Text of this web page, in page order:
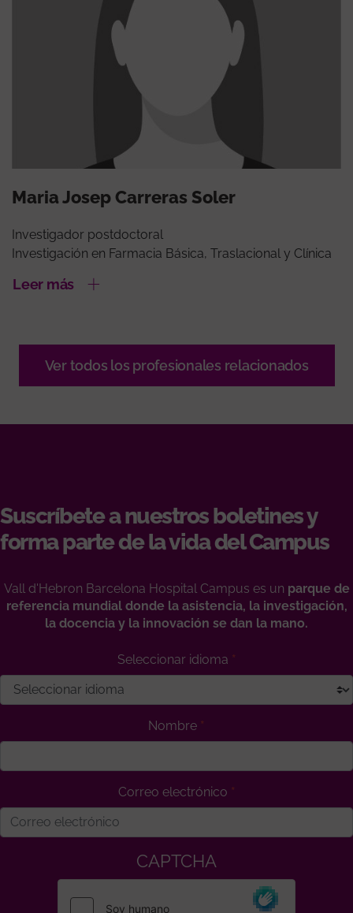
Maria Josep Carreras Soler
Investigador postdoctoral
Investigación en Farmacia Básica, Traslacional y Clínica
Leer más
Ver todos los profesionales relacionados
Suscríbete a nuestros boletines y
forma parte de la vida del Campus
Vall d'Hebron Barcelona Hospital Campus es un parque de
referencia mundial donde la asistencia, la investigación,
la docencia y la innovación se dan la mano.
Seleccionar idioma
Nombre
Correo electrónico
CAPTCHA